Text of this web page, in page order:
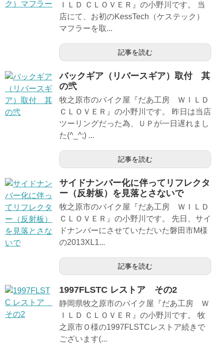
ＩＬＤ ＣＬＯＶＥＲ』の小野川です。 当
店にて、お初のKessTech（ケステック）
マフラーを取...
記事を読む
バックギア（リバースギア）取付 其
の弐
牧之原市のバイク屋『だあ工房 ＷＩＬＤ
ＣＬＯＶＥＲ』の小野川です。 昨日は当店
ツーリングだった為、ＵＰが一日遅れまし
た(^_^;) ...
記事を読む
サイドナンバー化に伴ってリフレクタ
ー（反射板）を見落とさないで
牧之原市のバイク屋『だあ工房 ＷＩＬＤ
ＣＬＯＶＥＲ』の小野川です。 先日、サイ
ドナンバーにさせていただいた磐田市M様
の2013XL1...
記事を読む
1997FLSTC レストア その2
静岡県牧之原市のバイク屋『だあ工房 Ｗ
ＩＬＤ ＣＬＯＶＥＲ』の小野川です。 牧
之原市Ｏ様の1997FLSTCレストア続きで
ございます(...